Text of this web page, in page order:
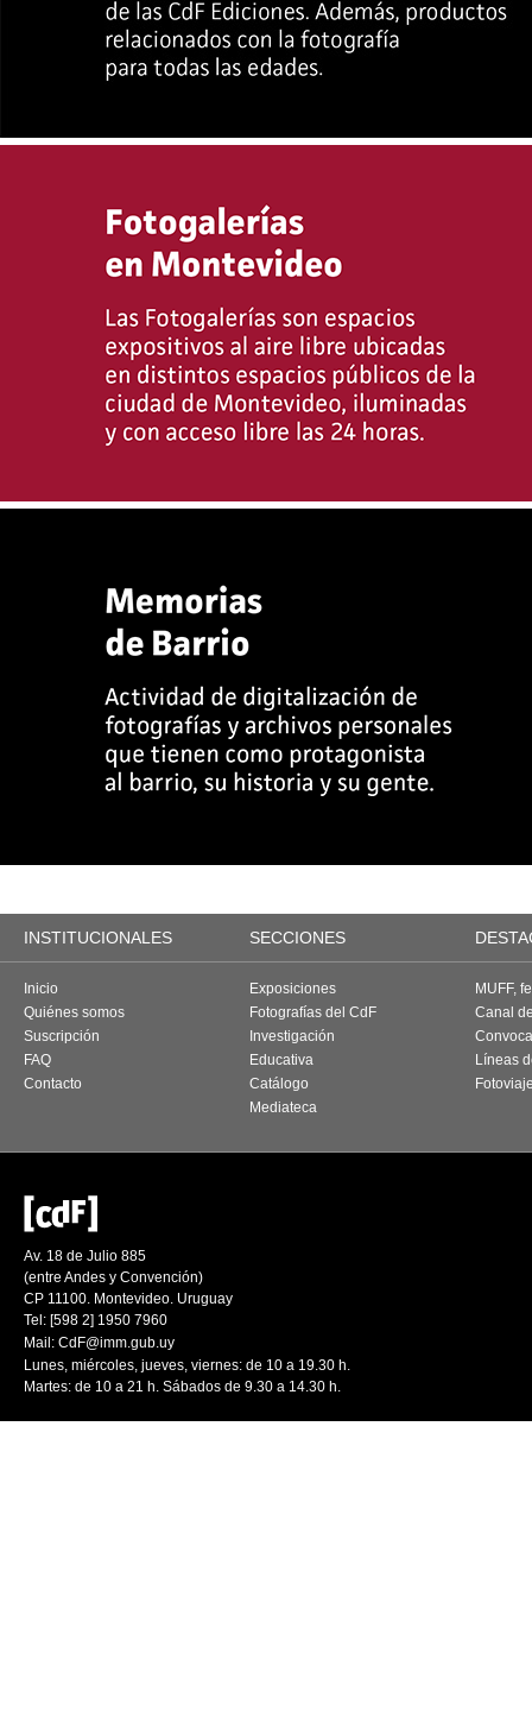
INSTITUCIONALES SECCIONES
Inicio
Quiénes somos
Suscripción
FAQ
Contacto
Exposiciones
Fotografías del CdF
Investigación
Educativa
Catálogo
Mediateca
MUFF,
Canal
Líneas
Av. 18 de Julio 885
(entre Andes y Convención)
CP 11100. Montevideo. Uruguay
Tel: [598 2] 1950 7960
Mail: CdF@imm.gub.uy
Lunes, miércoles, jueves, viernes: de 10 a 19.30 h.
Martes: de 10 a 21 h. Sábados de 9.30 a 14.30 h.